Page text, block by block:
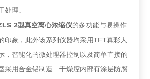
处理。
2型真空离心浓缩仪的多功能与易操作
印象，此外该系列仪器均采用TFT真彩大
，智能化的微处理器控制以及简单直接的
采用合金铝制造，干燥腔内部有涂层防腐